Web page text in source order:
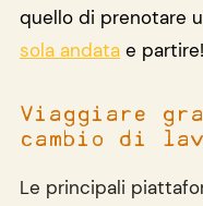
quello di prenotare
sola andata e partire!
Viaggiare
cambio di
Le principali